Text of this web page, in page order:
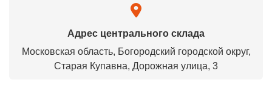
Адрес центрального склада
Московская область, Богородский городской округ,
Старая Купавна, Дорожная улица, 3